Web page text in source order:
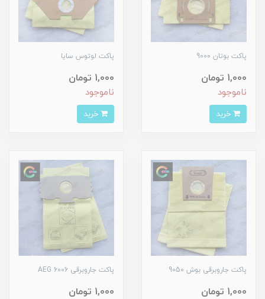
پاکت بوتان 9000
1,000 تومان
ناموجود
پاکت لوتوس سایا
1,000 تومان
ناموجود
پاکت جاروبرقی بوش 9050
1,000 تومان
پاکت جاروبرقی AEG 6006
1,000 تومان